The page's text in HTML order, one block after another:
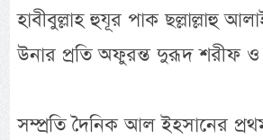
হাবীবুল্লাহ হুযূর পাক ছল্লাল্লাহু
উনার প্রতি অফুরন্ত দুরূদ শরীফ ও
সম্প্রতি দৈনিক আল ইহসানের